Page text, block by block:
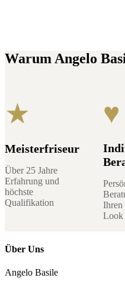
Warum Angelo
★
Meisterfriseur
Über 25 Jahre
Erfahrung und
höchste
Qualifikation
♥
Ihren
Look
Über Uns
Angelo Basile